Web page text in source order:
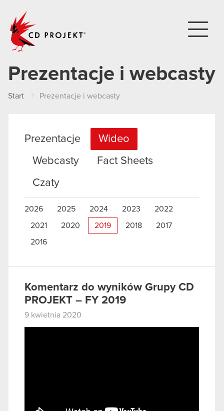
Prezentacje i webcasty
Start Prezentacje i webcasty
Prezentacje
Wideo
Webcasty
Fact Sheets
Czaty
2026 2025 2024 2023 2022
2021 2020 2019 2018 2017
2016
Komentarz do wyników Grupy CD
PROJEKT – FY 2019
9 kwietnia 2020